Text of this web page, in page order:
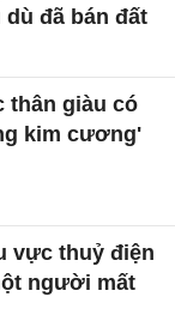
dù đã bán đất
thân giàu có
kim cương'
vực thuỷ điện
người mất